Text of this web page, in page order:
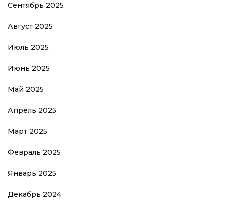
Сентябрь 2025
Август 2025
Июль 2025
Июнь 2025
Май 2025
Апрель 2025
Март 2025
Февраль 2025
Январь 2025
Декабрь 2024